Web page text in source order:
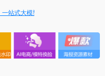
大模型API聚合平台